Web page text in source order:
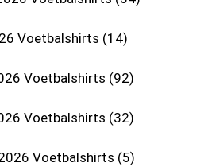
Voetbalshirts 14
Voetbalshirts 92
Voetbalshirts 32
Voetbalshirts 5